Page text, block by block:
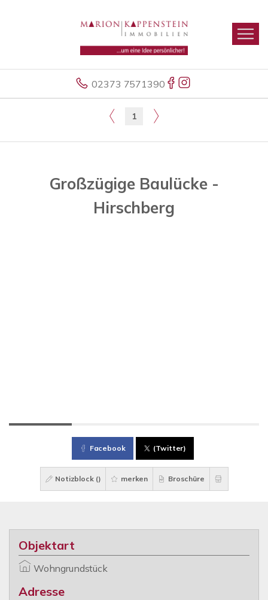
02373 7571390
1
Großzügige Baulücke -
Hirschberg
Facebook (Twitter)
Notizblock () merken Broschüre
Objektart
Wohngrundstück
Adresse